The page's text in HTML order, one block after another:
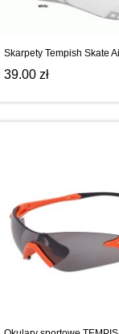
WYPRZEDAŻ
SPORTREBEL
TURNIEJE
Skarpety Tempish Skate
39.00 zł